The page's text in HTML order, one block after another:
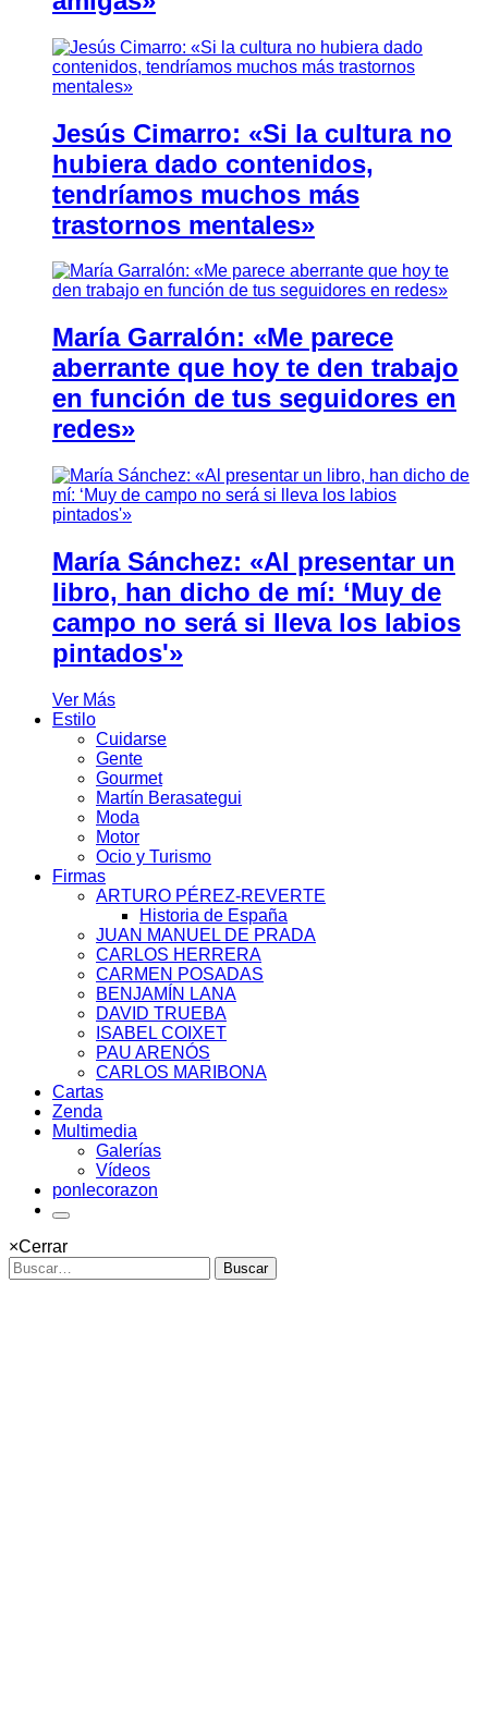
Jesús Cimarro: «Si la cultura no
hubiera dado contenidos,
tendríamos muchos más
trastornos mentales»
María Garralón: «Me parece
aberrante que hoy te den trabajo
en función de tus seguidores en
redes»
María Sánchez: «Al presentar un
libro, han dicho de mí: ‘Muy de
campo no será si lleva los labios
pintados'»
Ver Más
Estilo
Cuidarse
Gente
Gourmet
Martín Berasategui
Moda
Motor
Ocio y Turismo
Firmas
ARTURO PÉREZ-REVERTE
Historia de España
JUAN MANUEL DE PRADA
CARLOS HERRERA
CARMEN POSADAS
BENJAMÍN LANA
DAVID TRUEBA
ISABEL COIXET
PAU ARENÓS
CARLOS MARIBONA
Cartas
Zenda
Multimedia
Galerías
Vídeos
ponlecorazon
×Cerrar
Buscar